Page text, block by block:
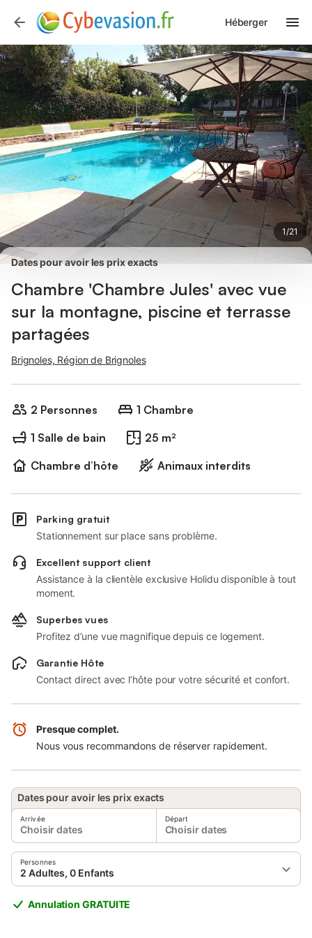
Héberger
1/21
Photos Équipements
Dates pour avoir les prix exacts
Chambre 'Chambre Jules' avec vue
sur la montagne, piscine et terrasse
partagées
Brignoles, Région de Brignoles
2 Personnes
1 Chambre
1 Salle de bain
25 m²
Chambre d’hôte
Animaux interdits
Parking gratuit
Stationnement sur place sans problème.
Excellent support client
Assistance à la clientèle exclusive Holidu disponible à tout
moment.
Superbes vues
Profitez d’une vue magnifique depuis ce logement.
Garantie Hôte
Contact direct avec l’hôte pour votre sécurité et confort.
Presque complet.
Nous vous recommandons de réserver rapidement.
Dates pour avoir les prix exacts
Arrivée
Choisir dates
Départ
Choisir dates
Personnes
2 Adultes, 0 Enfants
Annulation GRATUITE